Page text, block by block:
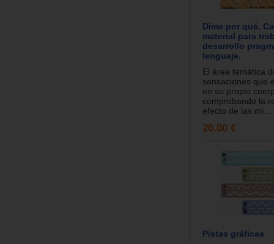
Dime por qué.
material para
desarrollo
lenguaje.
El área temática
sensaciones que
en su propio
comprobando la
efecto de las mi...
20.00 €
Pistas gráficas